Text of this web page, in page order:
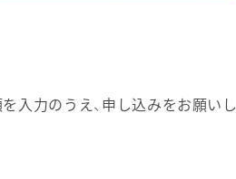
入力のうえ、申し込みをお願いし